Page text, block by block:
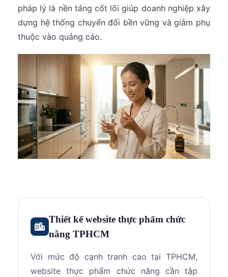
pháp lý là nền tảng cốt lõi giúp doanh nghiệp xây
dựng hệ thống chuyển đổi bền vững và giảm phụ
thuộc vào quảng cáo.
Thiết kế website thực phẩm chức
năng TPHCM
Với mức độ cạnh tranh cao tại TPHCM,
website thực phẩm chức năng cần tập